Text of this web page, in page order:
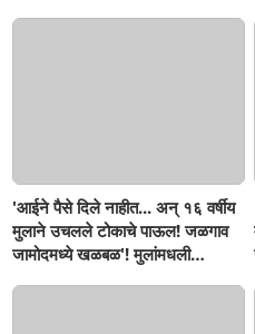
'आईने पैसे दिले नाहीत... अन् १६ वर्षीय
मुलाने उचलले टोकाचे पाऊल! जळगाव
जामोदमध्ये खळबळ'! मुलांमधली